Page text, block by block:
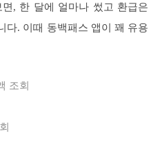
, 한 달에 얼마나 썼고 환급은
다. 이때 동백패스 앱이 꽤 유용
조회